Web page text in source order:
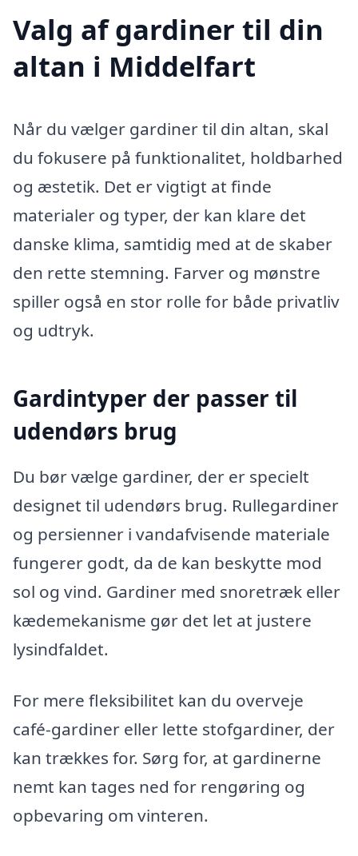
Valg af gardiner til din
altan i Middelfart
Når du vælger gardiner til din altan, skal
du fokusere på funktionalitet, holdbarhed
og æstetik. Det er vigtigt at finde
materialer og typer, der kan klare det
danske klima, samtidig med at de skaber
den rette stemning. Farver og mønstre
spiller også en stor rolle for både privatliv
og udtryk.
Gardintyper der passer til
udendørs brug
Du bør vælge gardiner, der er specielt
designet til udendørs brug. Rullegardiner
og persienner i vandafvisende materiale
fungerer godt, da de kan beskytte mod
sol og vind. Gardiner med snoretræk eller
kædemekanisme gør det let at justere
lysindfaldet.
For mere fleksibilitet kan du overveje
café-gardiner eller lette stofgardiner, der
kan trækkes for. Sørg for, at gardinerne
nemt kan tages ned for rengøring og
opbevaring om vinteren.